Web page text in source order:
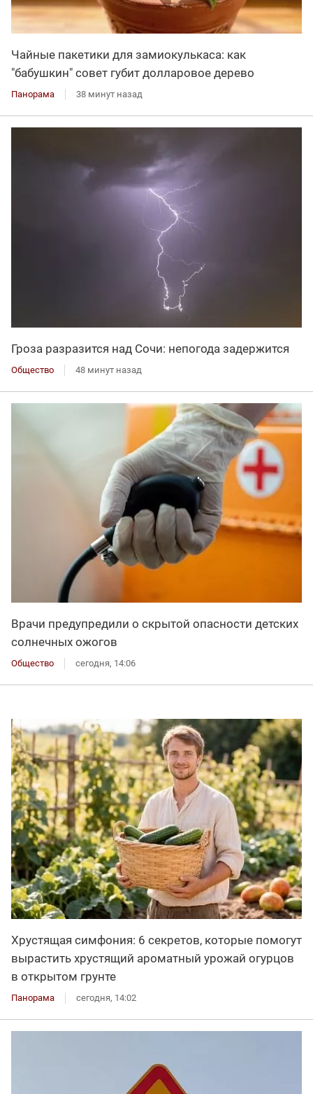
Чайные пакетики для замиокулькаса: как
"бабушкин" совет губит долларовое дерево
Панорама 38 минут назад
Гроза разразится над Сочи: непогода задержится
Общество 48 минут назад
Врачи предупредили о скрытой опасности детских
солнечных ожогов
Общество сегодня, 14:06
Хрустящая симфония: 6 секретов, которые помогут
вырастить хрустящий ароматный урожай огурцов
в открытом грунте
Панорама сегодня, 14:02